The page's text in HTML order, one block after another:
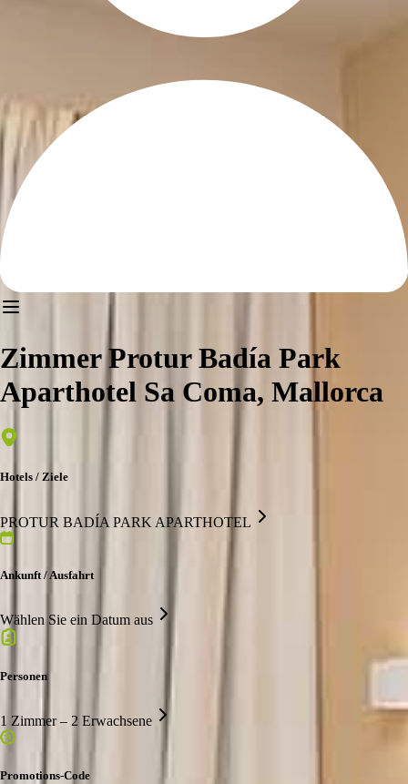
Zimmer Protur Badía Park
Aparthotel Sa Coma, Mallorca
Hotels / Ziele
PROTUR BADÍA PARK APARTHOTEL
Ankunft / Ausfahrt
Wählen Sie ein Datum aus
Personen
1 Zimmer – 2 Erwachsene
Promotions-Code